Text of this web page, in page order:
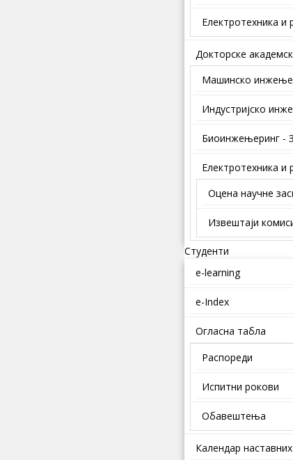
Електротехника и
Докторске
Mашинско
Индустријско
Биоинжењеринг -
Електротехника и
Оцена научне
Извештаји
Студенти
e-learning
e-Index
Огласна табла
Распореди
Испитни рокови
Обавештења
Календар